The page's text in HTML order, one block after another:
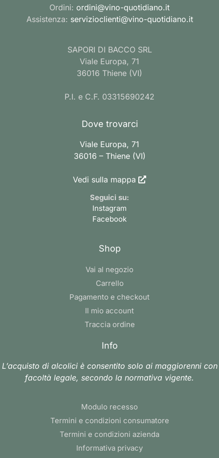
Ordini: ordini@vino-quotidiano.it
Assistenza: servizioclienti@vino-quotidiano.it
SAPORI DI BACCO SRL
Viale Europa, 71
36016 Thiene (VI)
P.I. e C.F. 03315690242
Dove trovarci
Viale Europa, 71
36016 – Thiene (VI)
Vedi sulla mappa
Seguici su:
Instagram
Facebook
Shop
Vai al negozio
Carrello
Pagamento e checkout
Il mio account
Traccia ordine
Info
L’acquisto di alcolici è consentito solo ai maggiorenni con
facoltà legale, secondo la normativa vigente.
Modulo recesso
Termini e condizioni consumatore
Termini e condizioni azienda
Informativa privacy